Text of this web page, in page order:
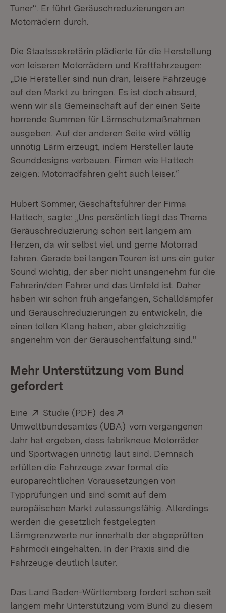
Tuner“. Er führt Geräuschreduzierungen an
Motorrädern durch.
Die Staatssekretärin plädierte für die Herstellung
von leiseren Motorrädern und Kraftfahrzeugen:
„Die Hersteller sind nun dran, leisere Fahrzeuge
auf den Markt zu bringen. Es ist doch absurd,
wenn wir als Gemeinschaft auf der einen Seite
horrende Summen für Lärmschutzmaßnahmen
ausgeben. Auf der anderen Seite wird völlig
unnötig Lärm erzeugt, indem Hersteller laute
Sounddesigns verbauen. Firmen wie Hattech
zeigen: Motorradfahren geht auch leiser.“
Hubert Sommer, Geschäftsführer der Firma
Hattech, sagte: „Uns persönlich liegt das Thema
Geräuschreduzierung schon seit langem am
Herzen, da wir selbst viel und gerne Motorrad
fahren. Gerade bei langen Touren ist uns ein guter
Sound wichtig, der aber nicht unangenehm für die
Fahrerin/den Fahrer und das Umfeld ist. Daher
haben wir schon früh angefangen, Schalldämpfer
und Geräuschreduzierungen zu entwickeln, die
einen tollen Klang haben, aber gleichzeitig
angenehm von der Geräuschentfaltung sind."
Mehr Unterstützung vom Bund
gefordert
Eine Extern:
Studie (PDF) (Öffnet in neuem Fenster)
des
Umweltbundesamtes (UBA) (Öffnet in neuem
vom vergangenen
Jahr hat ergeben, dass fabrikneue Motorräder
und Sportwagen unnötig laut sind. Demnach
erfüllen die Fahrzeuge zwar formal die
europarechtlichen Voraussetzungen von
Typprüfungen und sind somit auf dem
europäischen Markt zulassungsfähig. Allerdings
werden die gesetzlich festgelegten
Lärmgrenzwerte nur innerhalb der abgeprüften
Fahrmodi eingehalten. In der Praxis sind die
Fahrzeuge deutlich lauter.
Das Land Baden-Württemberg fordert schon seit
langem mehr Unterstützung vom Bund zu diesem